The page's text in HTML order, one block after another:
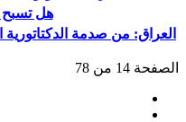
هل تسبح
العراق: من صدمة
الصفحة 14 من 78